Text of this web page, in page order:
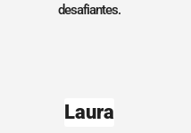
desafiantes.
Laura